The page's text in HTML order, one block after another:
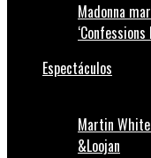
Madonna
‘Confessions
Espectáculos
Martin
&Loojan